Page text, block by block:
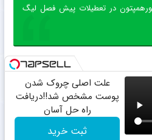
در تعطیلات پیش فصل لیگ
علت اصلی چروک شدن
پوست مشخص شد!!دریافت
راه حل آسان
ثبت خرید